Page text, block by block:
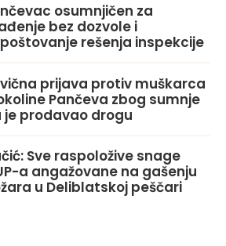
osumnjičen za
bez dozvole i
rešenja inspekcije
prijava protiv muškarca
Pančeva zbog sumnje
je prodavao drogu
Sve raspoložive snage
a angažovane na gašenju
u Deliblatskoj peščari